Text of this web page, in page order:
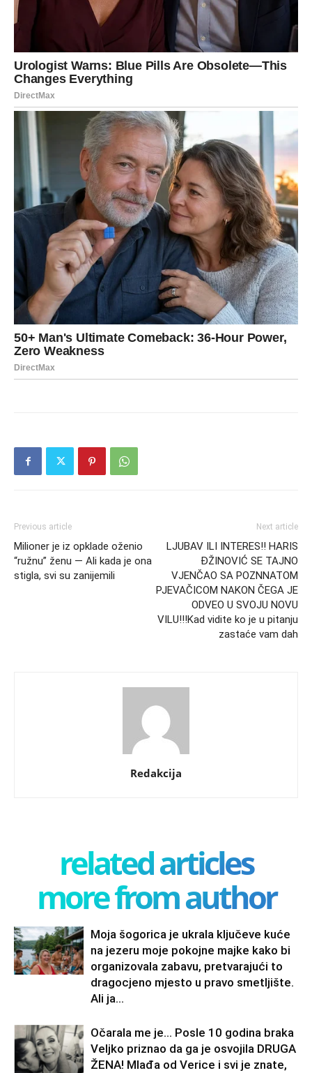
Previous article
Milioner je iz opklade oženio
“ružnu” ženu — Ali kada je ona
stigla, svi su zanijemili
Next article
LJUBAV ILI INTERES!! HARIS
ĐŽINOVIĆ SE TAJNO
VJENČAO SA POZNNATOM
PJEVAČICOM NAKON ČEGA JE
ODVEO U SVOJU NOVU
VILU!!!Kad vidite ko je u pitanju
zastaće vam dah
Redakcija
related articles
more from author
Moja šogorica je ukrala ključeve kuće
na jezeru moje pokojne majke kako bi
organizovala zabavu, pretvarajući to
dragocjeno mjesto u pravo smetljište.
Ali ja...
Očarala me je… Posle 10 godina braka
Veljko priznao da ga je osvojila DRUGA
ŽENA! Mlađa od Verice i svi je znate,